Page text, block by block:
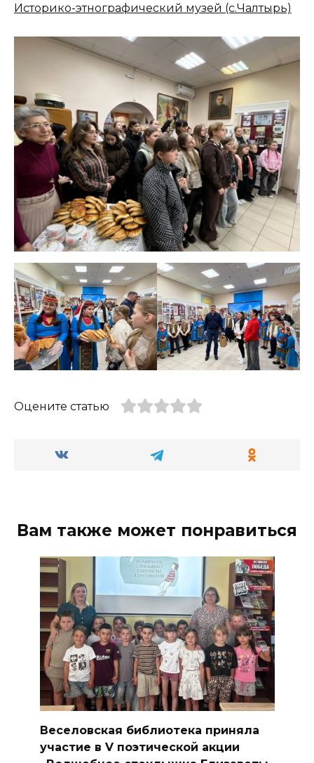
Историко-этнографический музей (с.Чалтырь)
Оцените статью
Вам также может понравиться
Веселовская библиотека приняла
участие в V поэтической акции